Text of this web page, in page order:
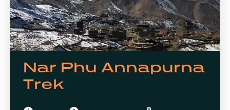
Nar Phu Annapurna
Trek